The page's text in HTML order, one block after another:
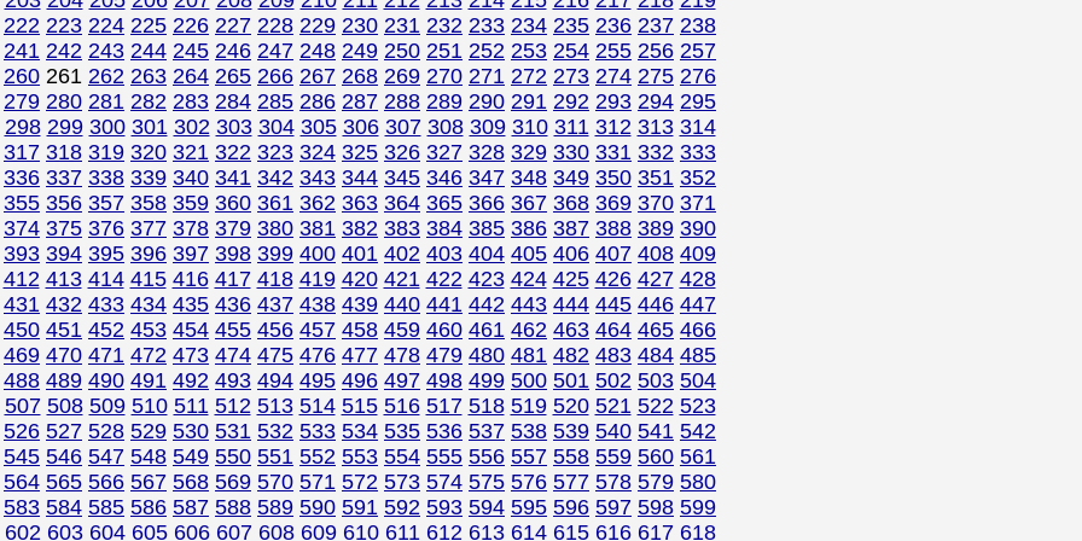
222 223 224 225 226 227 228 229 230 231 232 233 234 235 236 237 238
241 242 243 244 245 246 247 248 249 250 251 252 253 254 255 256 257
260 261 262 263 264 265 266 267 268 269 270 271 272 273 274 275 276
279 280 281 282 283 284 285 286 287 288 289 290 291 292 293 294 295
298 299 300 301 302 303 304 305 306 307 308 309 310 311 312 313 314
317 318 319 320 321 322 323 324 325 326 327 328 329 330 331 332 333
336 337 338 339 340 341 342 343 344 345 346 347 348 349 350 351 352
355 356 357 358 359 360 361 362 363 364 365 366 367 368 369 370 371
374 375 376 377 378 379 380 381 382 383 384 385 386 387 388 389 390
393 394 395 396 397 398 399 400 401 402 403 404 405 406 407 408 409
412 413 414 415 416 417 418 419 420 421 422 423 424 425 426 427 428
431 432 433 434 435 436 437 438 439 440 441 442 443 444 445 446 447
450 451 452 453 454 455 456 457 458 459 460 461 462 463 464 465 466
469 470 471 472 473 474 475 476 477 478 479 480 481 482 483 484 485
488 489 490 491 492 493 494 495 496 497 498 499 500 501 502 503 504
507 508 509 510 511 512 513 514 515 516 517 518 519 520 521 522 523
526 527 528 529 530 531 532 533 534 535 536 537 538 539 540 541 542
545 546 547 548 549 550 551 552 553 554 555 556 557 558 559 560 561
564 565 566 567 568 569 570 571 572 573 574 575 576 577 578 579 580
583 584 585 586 587 588 589 590 591 592 593 594 595 596 597 598 599
602 603 604 605 606 607 608 609 610 611 612 613 614 615 616 617 618